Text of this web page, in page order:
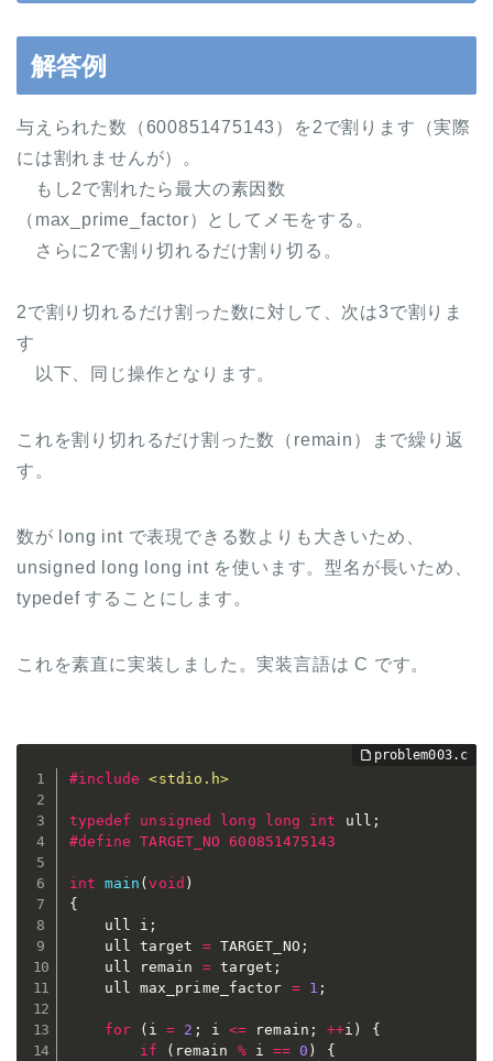
解答例
与えられた数（600851475143）を2で割ります（実際
には割れませんが）。
もし2で割れたら最大の素因数
（max_prime_factor）としてメモをする。
さらに2で割り切れるだけ割り切る。
2で割り切れるだけ割った数に対して、次は3で割りま
す
以下、同じ操作となります。
これを割り切れるだけ割った数（remain）まで繰り返
す。
数が long int で表現できる数よりも大きいため、
unsigned long long int を使います。型名が長いため、
typedef することにします。
これを素直に実装しました。実装言語は C です。
#include <stdio.h>
typedef unsigned long long int ull ;
#define TARGET_NO 600851475143
int main (void )
{
	ull i
;
	ull target
= TARGET_NO ;
	ull remain
= target ;
	ull max_prime_factor
= 1 ;
for ( i = 2 ; i <= remain ; ++i )
{
if
( remain % i == 0 )
{